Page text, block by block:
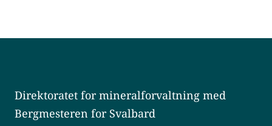
Direktoratet for mineralforvaltning med
Bergmesteren for Svalbard